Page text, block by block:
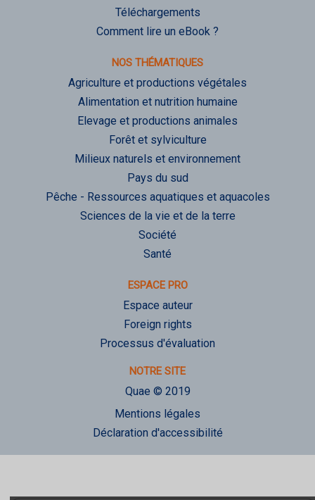
Téléchargements
Comment lire un eBook ?
NOS THÉMATIQUES
Agriculture et productions végétales
Alimentation et nutrition humaine
Elevage et productions animales
Forêt et sylviculture
Milieux naturels et environnement
Pays du sud
Pêche - Ressources aquatiques et aquacoles
Sciences de la vie et de la terre
Société
Santé
ESPACE PRO
Espace auteur
Foreign rights
Processus d'évaluation
NOTRE SITE
Quae © 2019
Mentions légales
Déclaration d'accessibilité